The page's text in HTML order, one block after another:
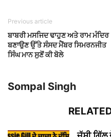
Previous article
ਬਾਬਰੀ ਮਸਜਿਦ ਢਾਹੁਣ ਅਤੇ ਰਾਮ ਮੰਦਿਰ
ਬਣਾਉਣ ਉੱਤੇ ਸੰਸਦ ਮੈਂਬਰ ਸਿਮਰਨਜੀਤ
ਸਿੰਘ ਮਾਨ ਸੁਣੋਂ ਕੀ ਬੋਲੇ
Sompal Singh